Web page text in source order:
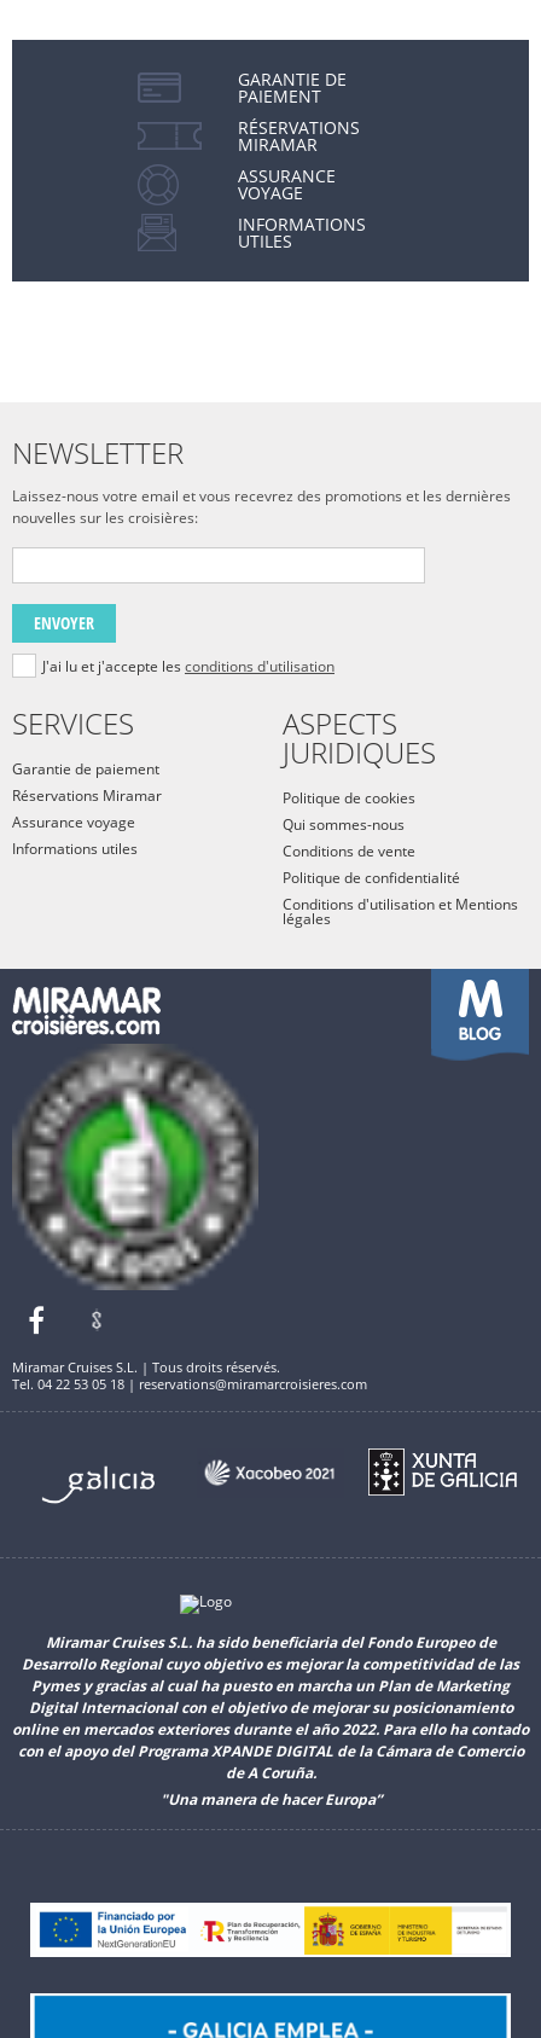
GARANTIE DE
PAIEMENT
RÉSERVATIONS
MIRAMAR
ASSURANCE
VOYAGE
INFORMATIONS
UTILES
NEWSLETTER
Laissez-nous votre email et vous recevrez des promotions et les dernières
nouvelles sur les croisières:
ENVOYER
J'ai lu et j'accepte les conditions d'utilisation
SERVICES
Garantie de paiement
Réservations Miramar
Assurance voyage
Informations utiles
ASPECTS
JURIDIQUES
Politique de cookies
Qui sommes-nous
Conditions de vente
Politique de confidentialité
Conditions d'utilisation et Mentions
légales
Miramar Cruises S.L. | Tous droits réservés.
Tel. 04 22 53 05 18 | reservations@miramarcroisieres.com
Miramar Cruises S.L. ha sido beneficiaria del Fondo Europeo de
Desarrollo Regional cuyo objetivo es mejorar la competitividad de las
Pymes y gracias al cual ha puesto en marcha un Plan de Marketing
Digital Internacional con el objetivo de mejorar su posicionamiento
online en mercados exteriores durante el año 2022. Para ello ha contado
con el apoyo del Programa XPANDE DIGITAL de la Cámara de Comercio
de A Coruña.
"Una manera de hacer Europa”